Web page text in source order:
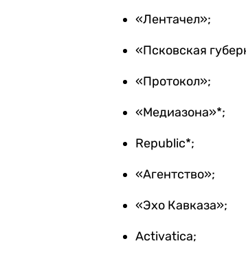
«Лентачел»;
«Псковская
«Протокол»;
«Медиазона»*;
Republic*;
«Агентство»;
«Эхо Кавказа»;
Activatica;